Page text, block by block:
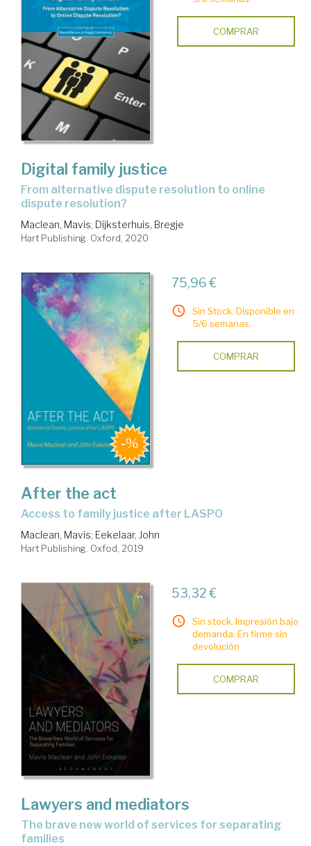
COMPRAR
Digital family justice
from alternative dispute resolution to online
dispute resolution?
Maclean, Mavis; Dijksterhuis, Bregje
Hart Publishing. Oxford, 2020
75,96 €
Sin Stock. Disponible en
5/6 semanas.
COMPRAR
After the act
access to family justice after LASPO
Maclean, Mavis; Eekelaar, John
Hart Publishing. Oxfod, 2019
53,32 €
Sin stock. Impresión bajo
demanda. En firme sin
devolución
COMPRAR
Lawyers and mediators
the brave new world of services for separating
families